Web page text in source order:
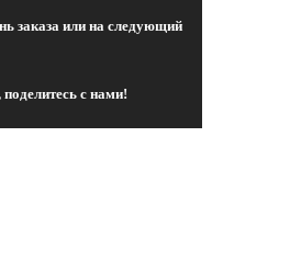
заказа или на следующий
с нами!